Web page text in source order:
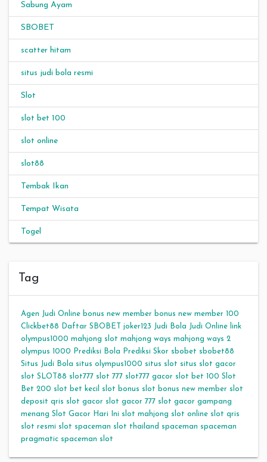
Sabung Ayam
SBOBET
scatter hitam
situs judi bola resmi
Slot
slot bet 100
slot online
slot88
Tembak Ikan
Tempat Wisata
Togel
Tag
Agen Judi Online bonus new member bonus new member 100
Clickbet88
Daftar SBOBET joker123 Judi Bola Judi Online link
olympus1000 mahjong slot mahjong ways mahjong ways 2
olympus 1000
Prediksi Bola Prediksi Skor sbobet sbobet88
Situs Judi Bola situs olympus1000 situs slot situs slot gacor
slot SLOT88 slot777 slot 777 slot777 gacor slot bet 100 Slot
Bet 200 slot bet kecil slot bonus slot bonus new member slot
deposit qris slot gacor slot gacor 777 slot gacor gampang
menang Slot Gacor Hari Ini slot mahjong slot online slot qris
slot resmi slot spaceman slot thailand spaceman spaceman
pragmatic spaceman slot